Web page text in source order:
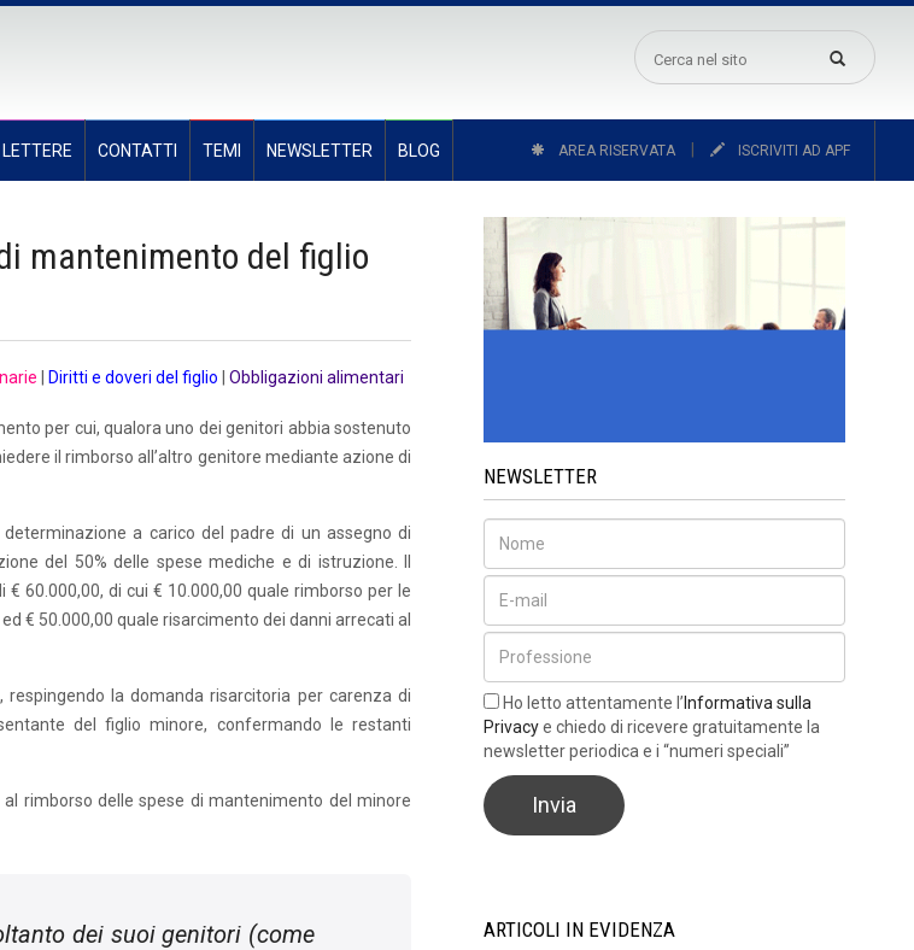
CONTATTI TEMI NEWSLETTER BLOG AREA RISERVATA ISCRIVITI AD APF
mantenimento del figlio
Diritti e doveri del figlio Obbligazioni alimentari
per cui, qualora uno dei genitori abbia sostenuto
il rimborso all’altro genitore mediante azione di
a carico del padre di un assegno di
del 50% delle spese mediche e di istruzione. Il
60.000,00, di cui € 10.000,00 quale rimborso per le
€ 50.000,00 quale risarcimento dei danni arrecati al
respingendo la domanda risarcitoria per carenza di
del figlio minore, confermando le restanti
rimborso delle spese di mantenimento del minore
dei suoi genitori (come
NEWSLETTER
Ho letto attentamente l’ Informativa sulla
Privacye chiedo di ricevere gratuitamente la
newsletter periodica e i “numeri speciali”
ARTICOLI IN EVIDENZA